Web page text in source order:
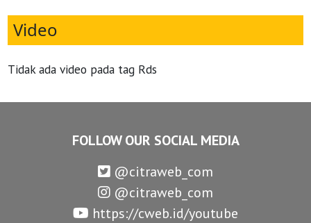
Video
Tidak ada video pada tag Rds
FOLLOW OUR SOCIAL MEDIA
@citraweb_com
@citraweb_com
https://cweb.id/youtube